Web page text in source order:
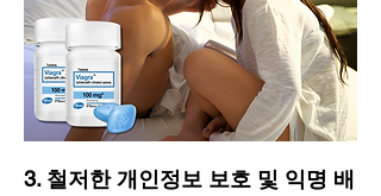
3. 철저한 개인정보 보호 및 익명 배